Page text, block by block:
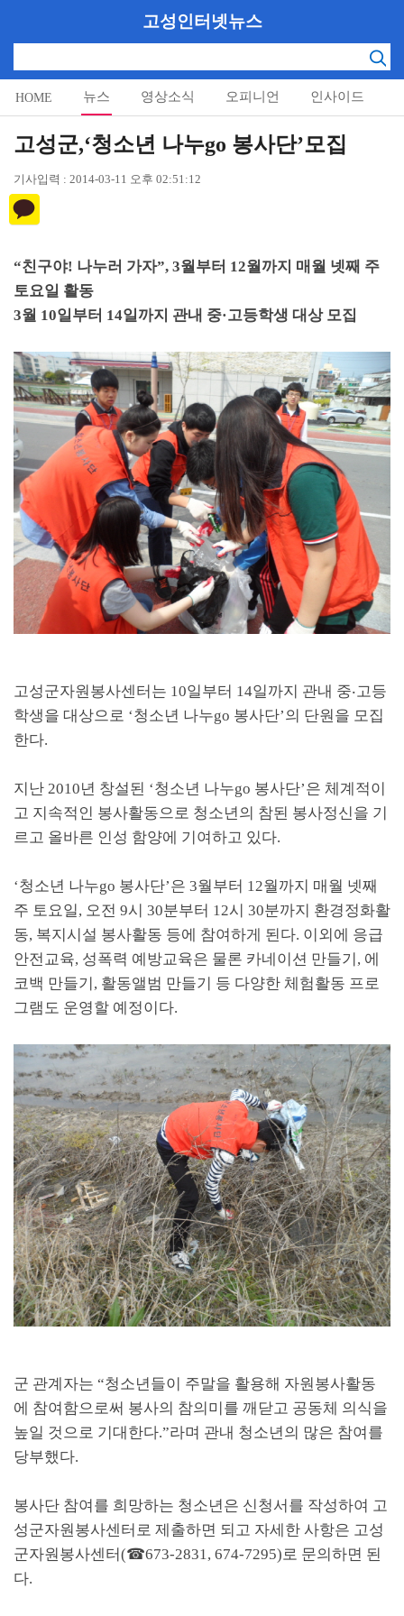
고성인터넷뉴스
HOME 뉴스 영상소식 오피니언 인사이드
알림마당
고성군,‘청소년 나누go 봉사단’모집
기사입력 : 2014-03-11 오후 02:51:12
“친구야! 나누러 가자”, 3월부터 12월까지 매월 넷째 주
토요일 활동
3월 10일부터 14일까지 관내 중·고등학생 대상 모집
고성군자원봉사센터는 10일부터 14일까지 관내 중‧고등
학생을 대상으로 ‘청소년 나누go 봉사단’의 단원을 모집
한다.
지난 2010년 창설된 ‘청소년 나누go 봉사단’은 체계적이
고 지속적인 봉사활동으로 청소년의 참된 봉사정신을 기
르고 올바른 인성 함양에 기여하고 있다.
‘청소년 나누go 봉사단’은 3월부터 12월까지 매월 넷째
주 토요일, 오전 9시 30분부터 12시 30분까지 환경정화활
동, 복지시설 봉사활동 등에 참여하게 된다. 이외에 응급
안전교육, 성폭력 예방교육은 물론 카네이션 만들기 , 에
코백 만들기 , 활동앨범 만들기 등 다양한 체험활동 프로
그램도 운영할 예정이다.
군 관계자는 “청소년들이 주말을 활용해 자원봉사활동
에 참여함으로써 봉사의 참의미를 깨닫고 공동체 의식을
높일 것으로 기대한다.”라며 관내 청소년의 많은 참여를
당부했다.
봉사단 참여를 희망하는 청소년은 신청서를 작성하여 고
성군자원봉사센터로 제출하면 되고 자세한 사항은 고성
군자원봉사센터(☎673-2831, 674-7295)로 문의하면 된
다.